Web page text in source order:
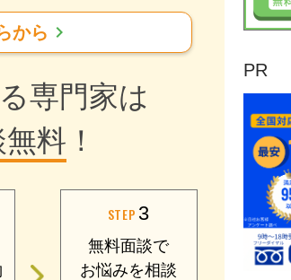
から chevron_right
専門家は
料 ！
STEP 3
無料面談で
お悩みを相談
PR